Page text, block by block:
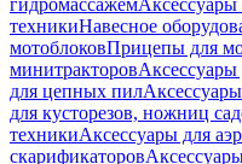
гидромассажем
техникиНавесное
мотоблоковПрицепы для
минитракторовАксессуары
для цепных пил
для кусторезов, ножниц
техникиАксессуары для
скарификаторов